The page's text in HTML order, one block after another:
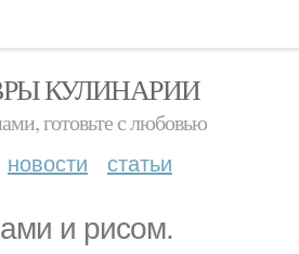
КУЛИНАРИИ
готовьте с любовью
новости статьи
и рисом.